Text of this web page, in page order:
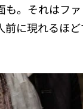
。それはフ
に現れるほ